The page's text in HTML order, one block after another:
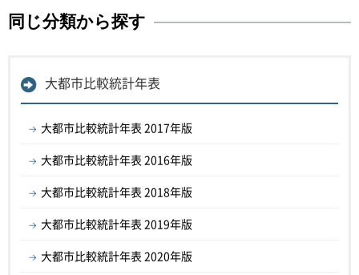
同じ分類から探す
大都市比較統計年表
大都市比較統計年表 2017年版
大都市比較統計年表 2016年版
大都市比較統計年表 2018年版
大都市比較統計年表 2019年版
大都市比較統計年表 2020年版